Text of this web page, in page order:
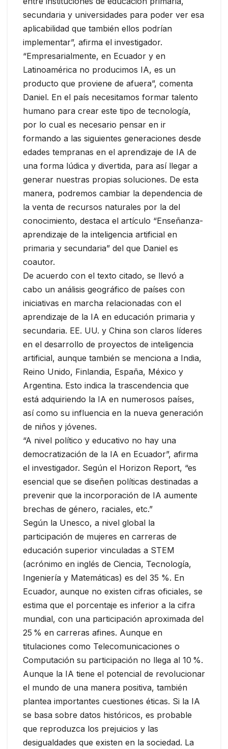
secundaria y universidades para poder ver esa
aplicabilidad que también ellos podrían
implementar”, afirma el investigador.
“Empresarialmente, en Ecuador y en
Latinoamérica no producimos IA, es un
producto que proviene de afuera”, comenta
Daniel. En el país necesitamos formar talento
humano para crear este tipo de tecnología,
por lo cual es necesario pensar en ir
formando a las siguientes generaciones desde
edades tempranas en el aprendizaje de IA de
una forma lúdica y divertida, para así llegar a
generar nuestras propias soluciones. De esta
manera, podremos cambiar la dependencia de
la venta de recursos naturales por la del
conocimiento, destaca el artículo “Enseñanza-
aprendizaje de la inteligencia artificial en
primaria y secundaria” del que Daniel es
coautor.
De acuerdo con el texto citado, se llevó a
cabo un análisis geográfico de países con
iniciativas en marcha relacionadas con el
aprendizaje de la IA en educación primaria y
secundaria. EE. UU. y China son claros líderes
en el desarrollo de proyectos de inteligencia
artificial, aunque también se menciona a India,
Reino Unido, Finlandia, España, México y
Argentina. Esto indica la trascendencia que
está adquiriendo la IA en numerosos países,
así como su influencia en la nueva generación
de niños y jóvenes.
“A nivel político y educativo no hay una
democratización de la IA en Ecuador”, afirma
el investigador. Según el Horizon Report, “es
esencial que se diseñen políticas destinadas a
prevenir que la incorporación de IA aumente
brechas de género, raciales, etc.”
Según la Unesco, a nivel global la
participación de mujeres en carreras de
educación superior vinculadas a STEM
(acrónimo en inglés de Ciencia, Tecnología,
Ingeniería y Matemáticas) es del 35 %. En
Ecuador, aunque no existen cifras oficiales, se
estima que el porcentaje es inferior a la cifra
mundial, con una participación aproximada del
25 % en carreras afines. Aunque en
titulaciones como Telecomunicaciones o
Computación su participación no llega al 10 %.
Aunque la IA tiene el potencial de revolucionar
el mundo de una manera positiva, también
plantea importantes cuestiones éticas. Si la IA
se basa sobre datos históricos, es probable
que reproduzca los prejuicios y las
desigualdades que existen en la sociedad. La